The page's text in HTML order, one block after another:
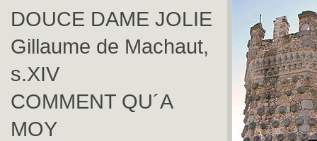
DOUCE DAME JOLIE
Gillaume de Machaut,
s.XIV
COMMENT QU´A
MOY